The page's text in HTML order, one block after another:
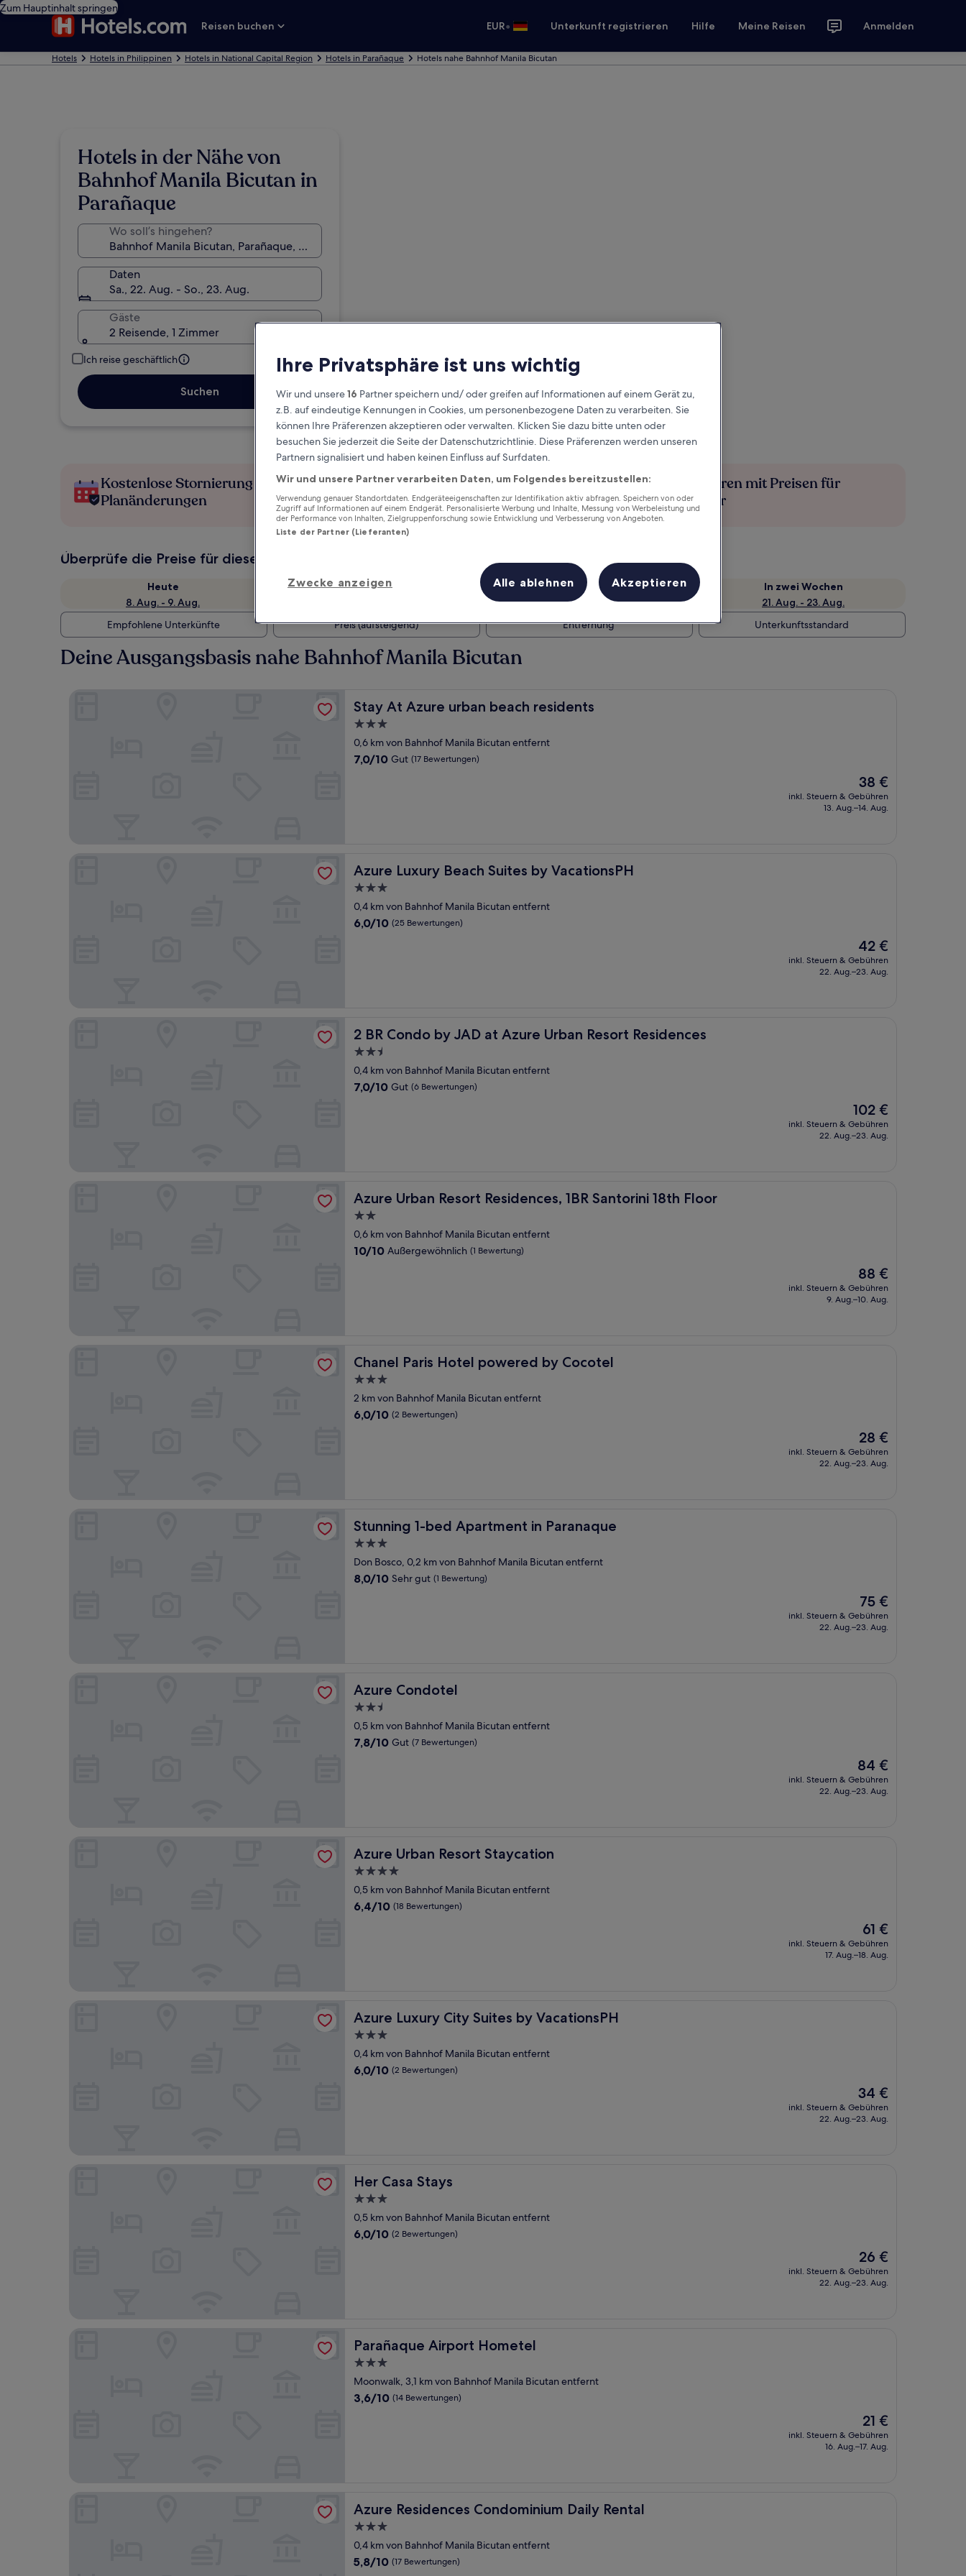
Zum Hauptinhalt springen
Reisen buchen
EUR• Unterkunft registrieren Hilfe Meine Reisen Anmelden
Hotels Hotels in Philippinen Hotels in National Capital Region Hotels in Parañaque Hotels nahe Bahnhof Manila Bicutan
Hotels in der Nähe von
Bahnhof Manila Bicutan in
Parañaque
Wo soll’s hingehen?
Daten
Sa., 22. Aug. - So., 23. Aug.
Gäste
2 Reisende, 1 Zimmer
Ich reise geschäftlich
Suchen
Kostenlose Stornierung bei
Planänderungen
Verdiene Prämien für jede
wahrgenommene Übernachtung
Mehr sparen mit Preisen für
Mitglieder
Überprüfe die Preise für diese Daten
Heute
8. Aug. - 9. Aug.
Morgen
Nächstes Wochenende
14. Aug. - 16. Aug.
In zwei Wochen
21. Aug. - 23. Aug.
Empfohlene Unterkünfte
Preis (aufsteigend) Entfernung Unterkunftsstandard
Deine Ausgangsbasis nahe Bahnhof Manila Bicutan
Stay At Azure urban beach residents
Stay At Azure urban beach residents
3.0-
Sterne-
Unterkunft
0,6 km von Bahnhof Manila Bicutan entfernt
7.0
7,0/10 Gut (17 Bewertungen)
Der
Preis
beträgt
38 €
inkl. Steuern & Gebühren
13. Aug.–14. Aug.
Azure Luxury Beach Suites by VacationsPH
Azure Luxury Beach Suites by VacationsPH
3.0-
Sterne-
Unterkunft
0,4 km von Bahnhof Manila Bicutan entfernt
6.0
6,0/10 (25 Bewertungen)
Der
Preis
beträgt
42 €
inkl. Steuern & Gebühren
22. Aug.–23. Aug.
2 BR Condo by JAD at Azure Urban Resort Residences
2 BR Condo by JAD at Azure Urban Resort Residences
2.5-
Sterne-
Unterkunft
0,4 km von Bahnhof Manila Bicutan entfernt
7.0
7,0/10 Gut (6 Bewertungen)
Der
Preis
beträgt
102 €
inkl. Steuern & Gebühren
22. Aug.–23. Aug.
2 BR Condo by JAD at Azure Urban Resort Residences
Azure Urban Resort Residences, 1BR Santorini 18th Floor
Azure Urban Resort Residences, 1BR Santorini 18th Floor
2.0-
Sterne-
Unterkunft
0,6 km von Bahnhof Manila Bicutan entfernt
10.0
10/10 Außergewöhnlich (1 Bewertung)
Der
Preis
beträgt
88 €
inkl. Steuern & Gebühren
9. Aug.–10. Aug.
Azure Urban Resort Residences, 1BR Santorini 18th Floor
Chanel Paris Hotel powered by Cocotel
Chanel Paris Hotel powered by Cocotel
3.0-
Sterne-
Unterkunft
2 km von Bahnhof Manila Bicutan entfernt
6.0
6,0/10 (2 Bewertungen)
Der
Preis
beträgt
28 €
inkl. Steuern & Gebühren
22. Aug.–23. Aug.
Stunning 1-bed Apartment in Paranaque
Stunning 1-bed Apartment in Paranaque
3.0-
Sterne-
Unterkunft
Don Bosco, 0,2 km von Bahnhof Manila Bicutan entfernt
8.0
8,0/10 Sehr gut (1 Bewertung)
Der
Preis
beträgt
75 €
inkl. Steuern & Gebühren
22. Aug.–23. Aug.
Azure Condotel
Azure Condotel
2.5-
Sterne-
Unterkunft
0,5 km von Bahnhof Manila Bicutan entfernt
7.8
7,8/10 Gut (7 Bewertungen)
Der
Preis
beträgt
84 €
inkl. Steuern & Gebühren
22. Aug.–23. Aug.
Azure Urban Resort Staycation
Azure Urban Resort Staycation
4.0-
Sterne-
Unterkunft
0,5 km von Bahnhof Manila Bicutan entfernt
6.4
6,4/10 (18 Bewertungen)
Der
Preis
beträgt
61 €
inkl. Steuern & Gebühren
17. Aug.–18. Aug.
Azure Luxury City Suites by VacationsPH
Azure Luxury City Suites by VacationsPH
3.0-
Sterne-
Unterkunft
0,4 km von Bahnhof Manila Bicutan entfernt
6.0
6,0/10 (2 Bewertungen)
Der
Preis
beträgt
34 €
inkl. Steuern & Gebühren
22. Aug.–23. Aug.
Her Casa Stays
Her Casa Stays
3.0-
Sterne-
Unterkunft
0,5 km von Bahnhof Manila Bicutan entfernt
6.0
6,0/10 (2 Bewertungen)
Der
Preis
beträgt
26 €
inkl. Steuern & Gebühren
22. Aug.–23. Aug.
Parañaque Airport Hometel
Parañaque Airport Hometel
3.0-
Sterne-
Unterkunft
Moonwalk, 3,1 km von Bahnhof Manila Bicutan entfernt
3.6
3,6/10 (14 Bewertungen)
Der
Preis
beträgt
21 €
inkl. Steuern & Gebühren
16. Aug.–17. Aug.
Azure Residences Condominium Daily Rental
Azure Residences Condominium Daily Rental
3.0-
Sterne-
Unterkunft
0,4 km von Bahnhof Manila Bicutan entfernt
5.8
5,8/10 (17 Bewertungen)
Ihre Privatsphäre ist uns wichtig
Wir und unsere16 Partner speichern und/ oder greifen auf Informationen auf einem Gerät zu,
z.B. auf eindeutige Kennungen in Cookies, um personenbezogene Daten zu verarbeiten. Sie
können Ihre Präferenzen akzeptieren oder verwalten. Klicken Sie dazu bitte unten oder
besuchen Sie jederzeit die Seite der Datenschutzrichtlinie. Diese Präferenzen werden unseren
Partnern signalisiert und haben keinen Einfluss auf Surfdaten.
Wir und unsere Partner verarbeiten Daten, um Folgendes bereitzustellen:
Verwendung genauer Standortdaten. Endgeräteeigenschaften zur Identifikation aktiv abfragen. Speichern von oder
Zugriff auf Informationen auf einem Endgerät. Personalisierte Werbung und Inhalte, Messung von Werbeleistung und
der Performance von Inhalten, Zielgruppenforschung sowie Entwicklung und Verbesserung von Angeboten.
Liste der Partner (Lieferanten)
Zwecke anzeigen Alle ablehnen Akzeptieren